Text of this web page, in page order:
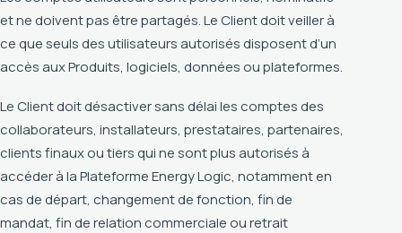
et ne doivent pas être partagés. Le Client doit veiller à
ce que seuls des utilisateurs autorisés disposent d’un
accès aux Produits, logiciels, données ou plateformes.
Le Client doit désactiver sans délai les comptes des
collaborateurs, installateurs, prestataires, partenaires,
clients finaux ou tiers qui ne sont plus autorisés à
accéder à la Plateforme Energy Logic, notamment en
cas de départ, changement de fonction, fin de
mandat, fin de relation commerciale ou retrait